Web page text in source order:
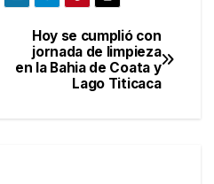
Hoy se cumplió con
jornada de limpieza
en la Bahia de Coata y
Lago Titicaca